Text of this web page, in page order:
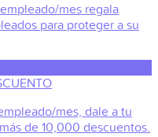
mes regala
para proteger a su
mes, dale a tu
de 10,000 descuentos.